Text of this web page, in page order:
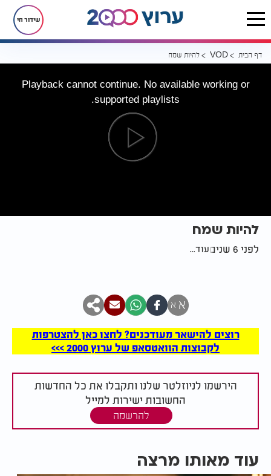
שידור חי
דף הבית VOD להיות שמח
Playback cannot continue. No available working or
supported playlists.
להיות שמח
לפני 6 שנים עוד...
א א
רוצים להישאר מעודכנים? לחצו כאן להצטרפות
לקבוצות הוואטסאפ של ערוץ 2000 >>>
הירשמו לניוזלטר שלנו ותקבלו את כל החדשות
החשובות ישירות למייל
להרשמה
עוד מאותו מרצה